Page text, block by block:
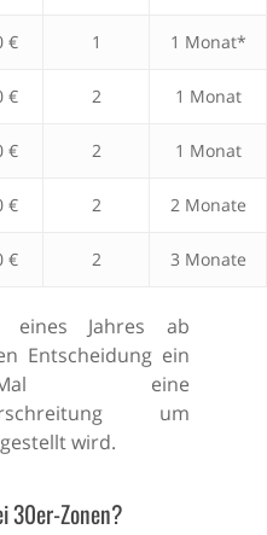
€ 1 1 Monat*
€ 2 1 Monat
€ 2 1 Monat
€ 2 2 Monate
€ 2 3 Monate
Jahres ab
Entscheidung ein
eine
um
wird.
30er-Zonen?